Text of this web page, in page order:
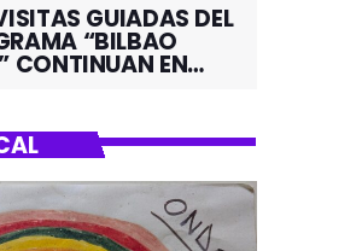
GUIADAS DEL
“BILBAO
CONTINUAN EN